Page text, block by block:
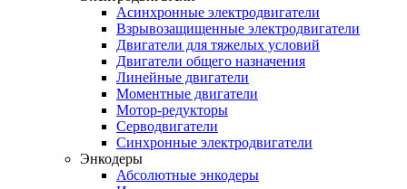
Асинхронные электродвигатели
Взрывозащищенные электродвигатели
Двигатели для тяжелых условий
Двигатели общего назначения
Линейные двигатели
Моментные двигатели
Мотор-редукторы
Серводвигатели
Синхронные электродвигатели
Энкодеры
Абсолютные энкодеры